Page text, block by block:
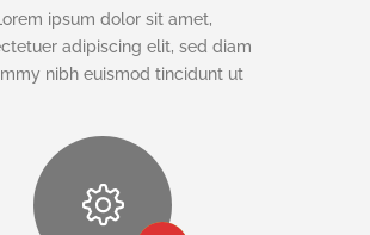
ipsum dolor sit amet,
adipiscing elit, sed diam
nibh euismod tincidunt ut